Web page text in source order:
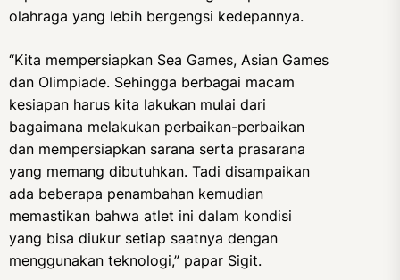
olahraga yang lebih bergengsi kedepannya.
“Kita mempersiapkan Sea Games, Asian Games
dan Olimpiade. Sehingga berbagai macam
kesiapan harus kita lakukan mulai dari
bagaimana melakukan perbaikan-perbaikan
dan mempersiapkan sarana serta prasarana
yang memang dibutuhkan. Tadi disampaikan
ada beberapa penambahan kemudian
memastikan bahwa atlet ini dalam kondisi
yang bisa diukur setiap saatnya dengan
menggunakan teknologi,” papar Sigit.